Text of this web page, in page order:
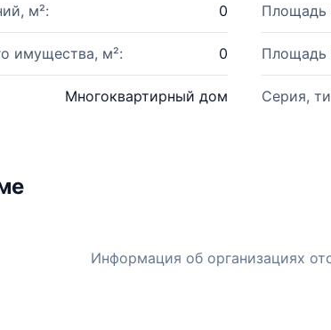
м²: 0 Площадь
имущества, м²: 0 Площадь
Многоквартирный дом Серия,
Информация об организациях